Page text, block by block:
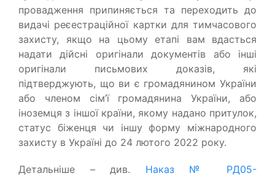
провадження припиняється та переходить до
видачі реєестраційної картки для тимчасового
захисту, якщо на цьому етапі вам вдасться
надати дійсні оригінали документів або інші
оригінали письмових доказів, які
підтверджують, що ви є громадянином України
або членом сім’ї громадянина України, або
іноземця з іншої країни, якому надано притулок,
статус біженця чи іншу форму міжнародного
захисту в Україні до 24 лютого 2022 року.
Детальніше – див. Наказ № РД05-